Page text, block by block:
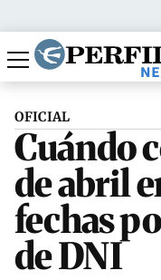
Política
Economía
Actualidad
OFICIAL
Cuándo
de abril
fechas
de DNI